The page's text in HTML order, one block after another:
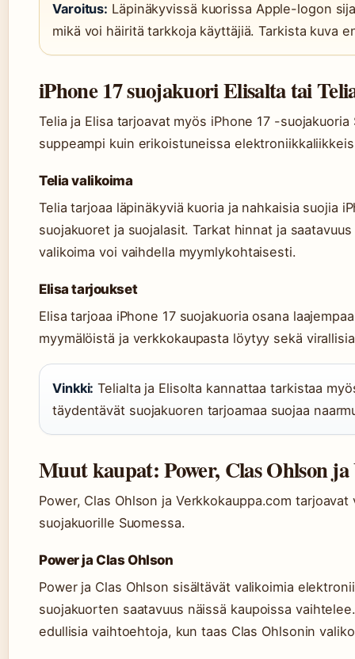
Varoitus: Läpinäkyvissä kuorissa Apple-logon
mikä voi häiritä tarkkoja käyttäjiä. Tarkista kuva
iPhone 17 suojakuori Elisalta tai
Telia ja Elisa tarjoavat myös iPhone 17 -
suppeampi kuin erikoistuneissa
Telia valikoima
Telia tarjoaa läpinäkyviä kuoria ja nahkaisia suojia
suojakuoret ja suojalasit. Tarkat hinnat ja
valikoima voi vaihdella myymlykohtaisesti.
Elisa tarjoukset
Elisa tarjoaa iPhone 17 suojakuoria osana
myymälöistä ja verkkokaupasta löytyy sekä
Vinkki: Telialta ja Elisolta kannattaa tarkistaa
täydentävät suojakuoren tarjoamaa suojaa
Muut kaupat: Power, Clas Ohlson
Power, Clas Ohlson ja Verkkokauppa.com
suojakuorille Suomessa.
Power ja Clas Ohlson
Power ja Clas Ohlson sisältävät valikoimia
suojakuorten saatavuus näissä kaupoissa
edullisia vaihtoehtoja, kun taas Clas Ohlsonin